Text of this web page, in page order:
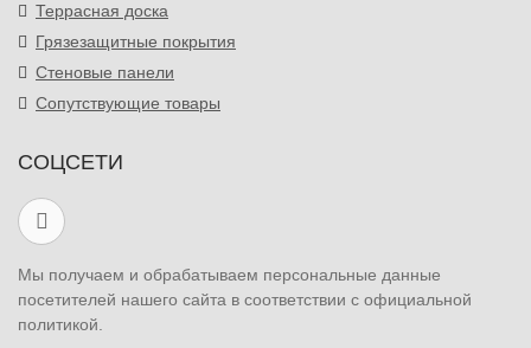
Террасная доска
Грязезащитные покрытия
Стеновые панели
Сопутствующие товары
СОЦСЕТИ
Мы получаем и обрабатываем персональные данные
посетителей нашего сайта в соответствии с официальной
политикой.